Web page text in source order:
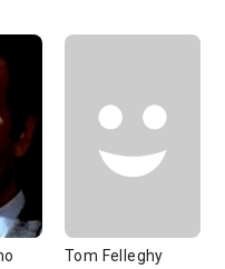
Tom Felleghy